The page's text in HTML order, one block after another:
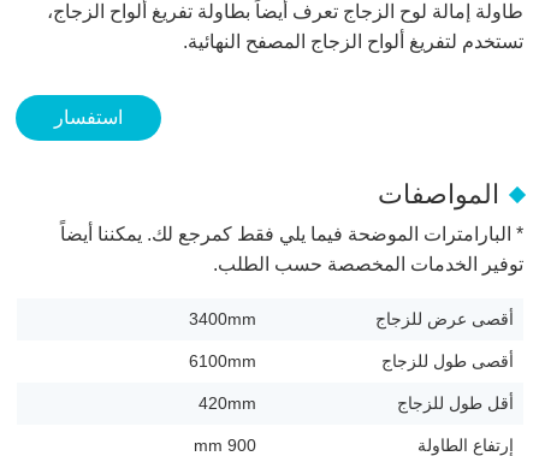
طاولة إمالة لوح الزجاج تعرف أيضاً بطاولة تفريغ ألواح الزجاج،
تستخدم لتفريغ ألواح الزجاج المصفح النهائية.
استفسار
المواصفات
* البارامترات الموضحة فيما يلي فقط كمرجع لك. يمكننا أيضاً
توفير الخدمات المخصصة حسب الطلب.
أقصى عرض للزجاج 3400mm
أقصى طول للزجاج 6100mm
أقل طول للزجاج 420mm
إرتفاع الطاولة 900 mm